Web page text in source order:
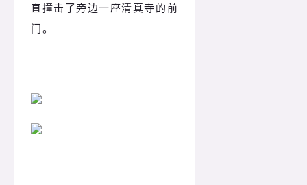
直撞击了旁边一座清真寺的前
门。